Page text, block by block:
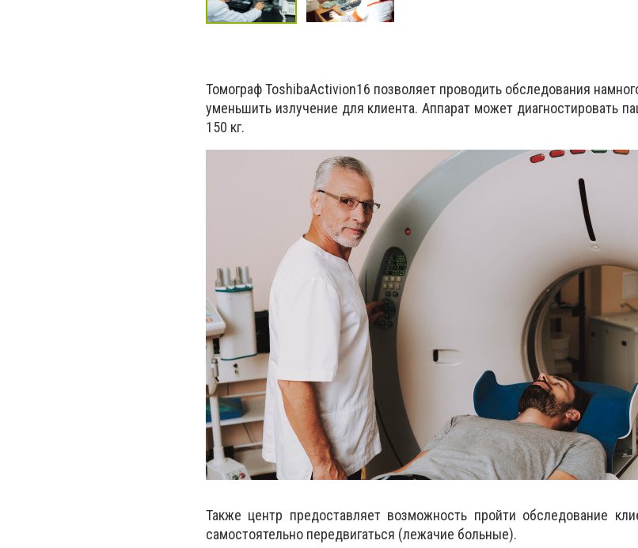
Томограф ToshibaАctivion16 позволяет проводить обследования
уменьшить излучение для клиента. Аппарат может диагностировать
150 кг.
Также центр предоставляет возможность пройти обследование
самостоятельно передвигаться (лежачие больные).